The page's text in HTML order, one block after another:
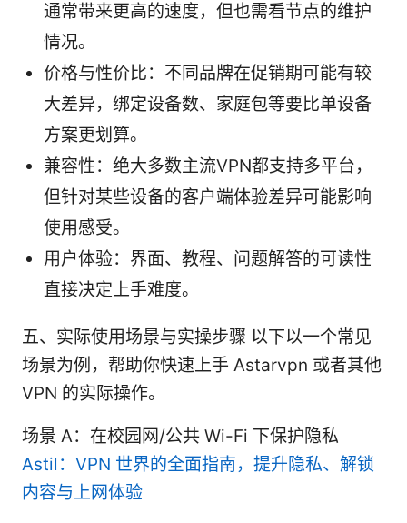
通常带来更高的速度，但也需看节点的维护
情况。
价格与性价比：不同品牌在促销期可能有较
大差异，绑定设备数、家庭包等要比单设备
方案更划算。
兼容性：绝大多数主流VPN都支持多平台，
但针对某些设备的客户端体验差异可能影响
使用感受。
用户体验：界面、教程、问题解答的可读性
直接决定上手难度。
五、实际使用场景与实操步骤 以下以一个常见
场景为例，帮助你快速上手 Astarvpn 或者其他
VPN 的实际操作。
场景 A：在校园网/公共 Wi-Fi 下保护隐私
Astil：VPN 世界的全面指南，提升隐私、解锁
内容与上网体验